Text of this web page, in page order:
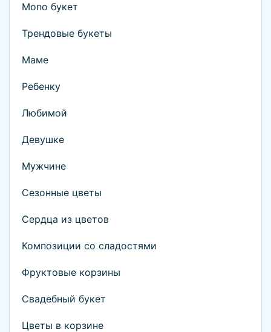
Mono букет
Трендовые букеты
Маме
Ребенку
Любимой
Девушке
Мужчине
Сезонные цветы
Сердца из цветов
Композиции со сладостями
Фруктовые корзины
Свадебный букет
Цветы в корзине